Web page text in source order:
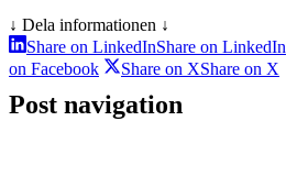
↓ Dela informationen ↓
Share on LinkedInShare on LinkedIn
on Facebook
Share on XShare on X
Post navigation